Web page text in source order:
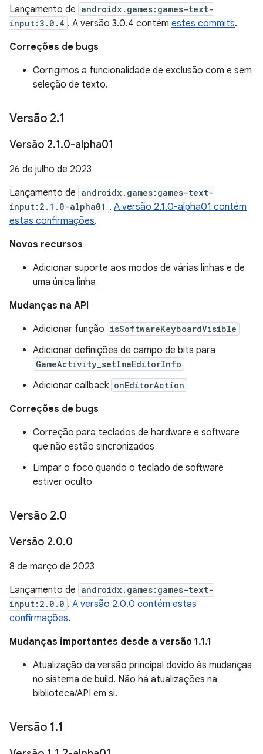
Lançamento de androidx.games:games-text-
input:3.0.4 . A versão 3.0.4 contém estes commits.
Correções de bugs
Corrigimos a funcionalidade de exclusão com e sem
seleção de texto.
Versão 2.1
Versão 2.1.0-alpha01
26 de julho de 2023
Lançamento de androidx.games:games-text-
input:2.1.0-alpha01 . A versão 2.1.0-alpha01 contém
estas confirmações.
Novos recursos
Adicionar suporte aos modos de várias linhas e de
uma única linha
Mudanças na API
Adicionar função isSoftwareKeyboardVisible
Adicionar definições de campo de bits para
GameActivity_setImeEditorInfo
Adicionar callback onEditorAction
Correções de bugs
Correção para teclados de hardware e software
que não estão sincronizados
Limpar o foco quando o teclado de software
estiver oculto
Versão 2.0
Versão 2.0.0
8 de março de 2023
Lançamento de androidx.games:games-text-
input:2.0.0 . A versão 2.0.0 contém estas
confirmações.
Mudanças importantes desde a versão 1.1.1
Atualização da versão principal devido às mudanças
no sistema de build. Não há atualizações na
biblioteca/API em si.
Versão 1.1